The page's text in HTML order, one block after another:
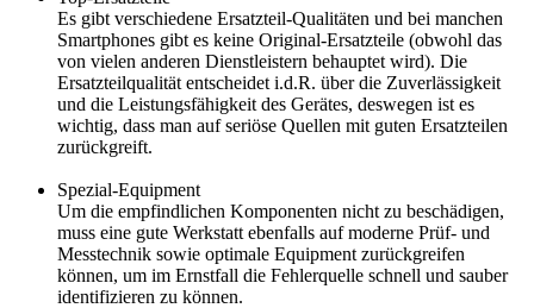
Es gibt verschiedene Ersatzteil-Qualitäten und bei manchen
Smartphones gibt es keine Original-Ersatzteile (obwohl das
von vielen anderen Dienstleistern behauptet wird). Die
Ersatzteilqualität entscheidet i.d.R. über die Zuverlässigkeit
und die Leistungsfähigkeit des Gerätes, deswegen ist es
wichtig, dass man auf seriöse Quellen mit guten Ersatzteilen
zurückgreift.
Spezial-Equipment
Um die empfindlichen Komponenten nicht zu beschädigen,
muss eine gute Werkstatt ebenfalls auf moderne Prüf- und
Messtechnik sowie optimale Equipment zurückgreifen
können, um im Ernstfall die Fehlerquelle schnell und sauber
identifizieren zu können.